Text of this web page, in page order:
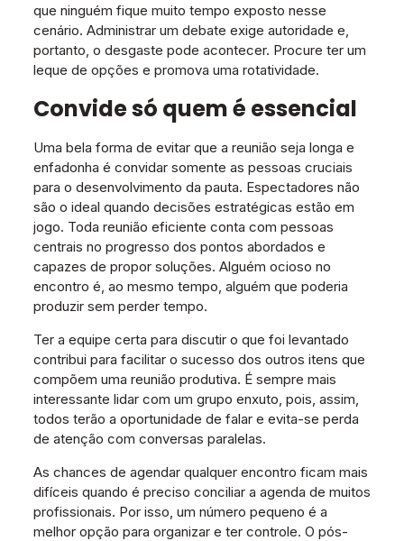
que ninguém fique muito tempo exposto nesse
cenário. Administrar um debate exige autoridade e,
portanto, o desgaste pode acontecer. Procure ter um
leque de opções e promova uma rotatividade.
Convide só quem é essencial
Uma bela forma de evitar que a reunião seja longa e
enfadonha é convidar somente as pessoas cruciais
para o desenvolvimento da pauta. Espectadores não
são o ideal quando decisões estratégicas estão em
jogo. Toda reunião eficiente conta com pessoas
centrais no progresso dos pontos abordados e
capazes de propor soluções. Alguém ocioso no
encontro é, ao mesmo tempo, alguém que poderia
produzir sem perder tempo.
Ter a equipe certa para discutir o que foi levantado
contribui para facilitar o sucesso dos outros itens que
compõem uma reunião produtiva. É sempre mais
interessante lidar com um grupo enxuto, pois, assim,
todos terão a oportunidade de falar e evita-se perda
de atenção com conversas paralelas.
As chances de agendar qualquer encontro ficam mais
difíceis quando é preciso conciliar a agenda de muitos
profissionais. Por isso, um número pequeno é a
melhor opção para organizar e ter controle. O pós-